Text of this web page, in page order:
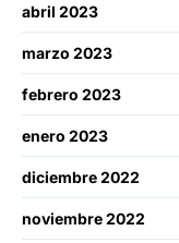
abril 2023
marzo 2023
febrero 2023
enero 2023
diciembre 2022
noviembre 2022